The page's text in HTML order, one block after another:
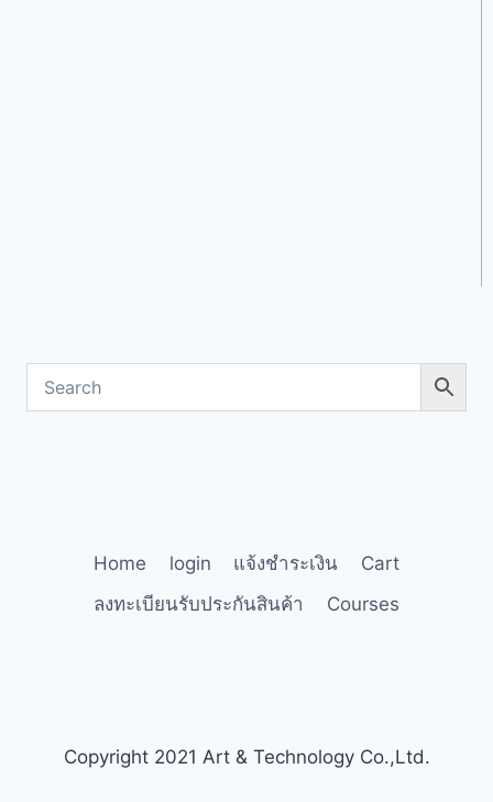
Home login แจ้งชำระเงิน
Cart
ลงทะเบียนรับประกันสินค้า
Courses
Copyright 2021 Art & Technology Co.,Ltd.